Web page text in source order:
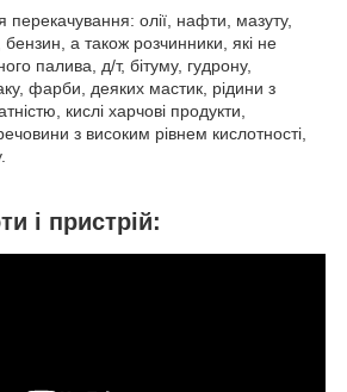
перекачування: олії, нафти, мазуту,
а також розчинники, які не
палива, д/т, бітуму, гудрону,
фарби, деяких мастик, рідини з
кислі харчові продукти,
з високим рівнем кислотності,
і пристрій: